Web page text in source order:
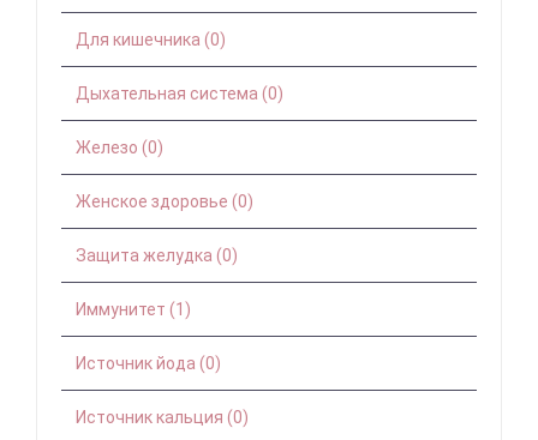
Для кишечника (0)
Дыхательная система (0)
Железо (0)
Женское здоровье (0)
Защита желудка (0)
Иммунитет (1)
Источник йода (0)
Источник кальция (0)